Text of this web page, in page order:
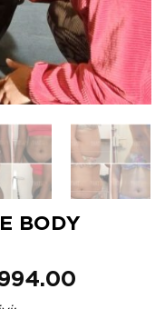
BODY